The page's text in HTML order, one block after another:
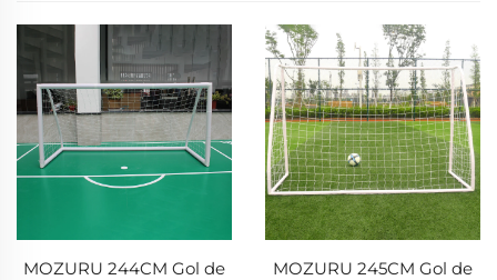
MOZURU 244CM Gol de
MOZURU 245CM Gol de